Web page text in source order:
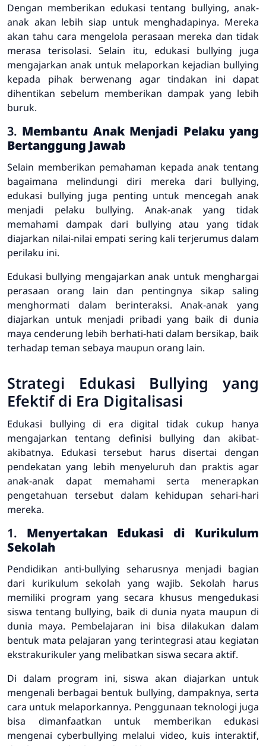
Dengan memberikan edukasi tentang bullying, anak-
anak akan lebih siap untuk menghadapinya. Mereka
akan tahu cara mengelola perasaan mereka dan tidak
merasa terisolasi. Selain itu, edukasi bullying juga
mengajarkan anak untuk melaporkan kejadian bullying
kepada pihak berwenang agar tindakan ini dapat
dihentikan sebelum memberikan dampak yang lebih
buruk.
3. Membantu Anak Menjadi Pelaku yang
Bertanggung Jawab
Selain memberikan pemahaman kepada anak tentang
bagaimana melindungi diri mereka dari bullying,
edukasi bullying juga penting untuk mencegah anak
menjadi pelaku bullying. Anak-anak yang tidak
memahami dampak dari bullying atau yang tidak
diajarkan nilai-nilai empati sering kali terjerumus dalam
perilaku ini.
Edukasi bullying mengajarkan anak untuk menghargai
perasaan orang lain dan pentingnya sikap saling
menghormati dalam berinteraksi. Anak-anak yang
diajarkan untuk menjadi pribadi yang baik di dunia
maya cenderung lebih berhati-hati dalam bersikap, baik
terhadap teman sebaya maupun orang lain.
Strategi Edukasi Bullying yang
Efektif di Era Digitalisasi
Edukasi bullying di era digital tidak cukup hanya
mengajarkan tentang definisi bullying dan akibat-
akibatnya. Edukasi tersebut harus disertai dengan
pendekatan yang lebih menyeluruh dan praktis agar
anak-anak dapat memahami serta menerapkan
pengetahuan tersebut dalam kehidupan sehari-hari
mereka.
1. Menyertakan Edukasi di Kurikulum
Sekolah
Pendidikan anti-bullying seharusnya menjadi bagian
dari kurikulum sekolah yang wajib. Sekolah harus
memiliki program yang secara khusus mengedukasi
siswa tentang bullying, baik di dunia nyata maupun di
dunia maya. Pembelajaran ini bisa dilakukan dalam
bentuk mata pelajaran yang terintegrasi atau kegiatan
ekstrakurikuler yang melibatkan siswa secara aktif.
Di dalam program ini, siswa akan diajarkan untuk
mengenali berbagai bentuk bullying, dampaknya, serta
cara untuk melaporkannya. Penggunaan teknologi juga
bisa dimanfaatkan untuk memberikan edukasi
mengenai cyberbullying melalui video, kuis interaktif,